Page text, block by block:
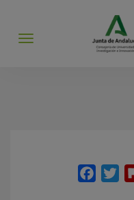
Abrir